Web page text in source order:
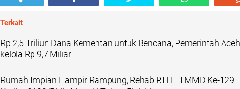
Terkait
Rp 2,5 Triliun Dana Kementan untuk Bencana, Pemerintah Aceh
kelola Rp 9,7 Miliar‎
Rumah Impian Hampir Rampung, Rehab RTLH TMMD Ke-129